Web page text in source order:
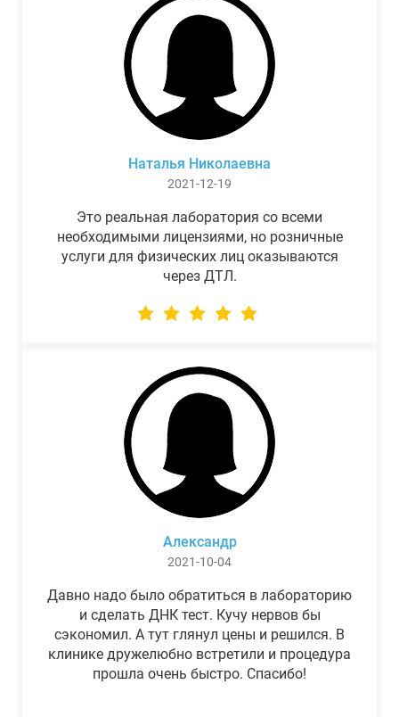
Наталья Николаевна
2021-12-19
Это реальная лаборатория со всеми
необходимыми лицензиями, но розничные
услуги для физических лиц оказываются
через ДТЛ.
Александр
2021-10-04
Давно надо было обратиться в лабораторию
и сделать ДНК тест. Кучу нервов бы
сэкономил. А тут глянул цены и решился. В
клинике дружелюбно встретили и процедура
прошла очень быстро. Спасибо!